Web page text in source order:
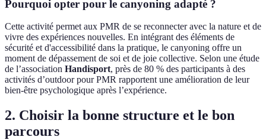
Pourquoi opter pour le canyoning adapté ?
Cette activité permet aux PMR de se reconnecter avec la nature et de
vivre des expériences nouvelles. En intégrant des éléments de
sécurité et d'accessibilité dans la pratique, le canyoning offre un
moment de dépassement de soi et de joie collective. Selon une étude
de l’association Handisport, près de 80 % des participants à des
activités d’outdoor pour PMR rapportent une amélioration de leur
bien-être psychologique après l’expérience.
2. Choisir la bonne structure et le bon
parcours